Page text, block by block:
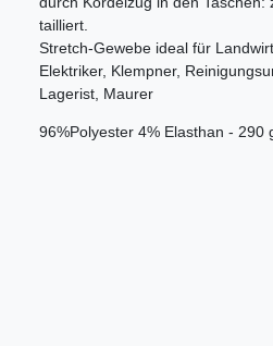
tailliert.
Stretch-Gewebe ideal für
Elektriker, Klempner,
Lagerist, Maurer
96%Polyester 4% Elasthan - 290